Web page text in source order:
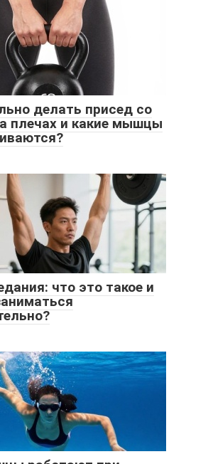
делать присед со
плечах и какие мышцы
что это такое и